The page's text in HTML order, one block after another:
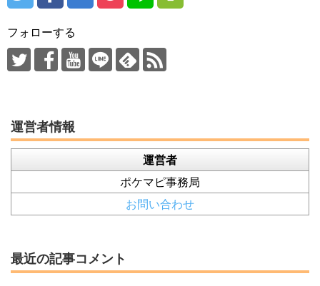
フォローする
運営者情報
運営者
ポケマピ事務局
お問い合わせ
最近の記事コメント